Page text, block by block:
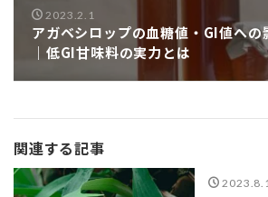
2023.2.1
アガベシロップの血糖値・GI値への
｜低GI甘味料の実力とは
関連する記事